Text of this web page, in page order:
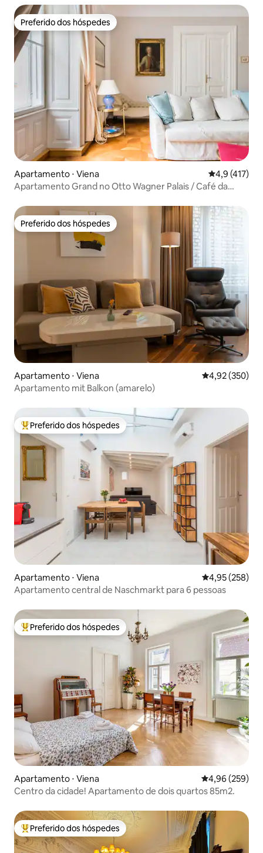
Preferido dos hóspedes
Preferido dos hóspedes
Apartamento ⋅ Viena 4,9 de uma
4,9 (417)
Apartamento Grand no Otto Wagner Palais / Café da
Preferido dos hóspedes
Preferido dos hóspedes
Apartamento ⋅ Viena 4,92 de uma
4,92 (350)
Apartamento mit Balkon (amarelo)
Entre os melhores preferidos dos hóspedes
Preferido dos hóspedes
Apartamento ⋅ Viena 4,95 de uma
4,95 (258)
Apartamento central de Naschmarkt para 6 pessoas
Entre os melhores preferidos dos hóspedes
Preferido dos hóspedes
Apartamento ⋅ Viena 4,96 de uma
4,96 (259)
Centro da cidade! Apartamento de dois quartos 85m2.
Entre os melhores preferidos dos hóspedes
Preferido dos hóspedes